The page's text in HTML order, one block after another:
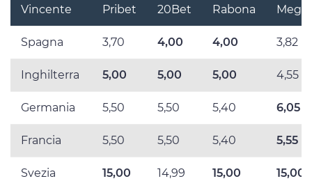
Vincente Pribet 20Bet Rabona
Spagna 3,70 4,00 4,00 3,82
Inghilterra 5,00 5,00 5,00 4,55
Germania 5,50 5,50 5,40 6,05
Francia 5,50 5,50 5,40 5,55
Svezia 15,00 14,99 15,00 15,00